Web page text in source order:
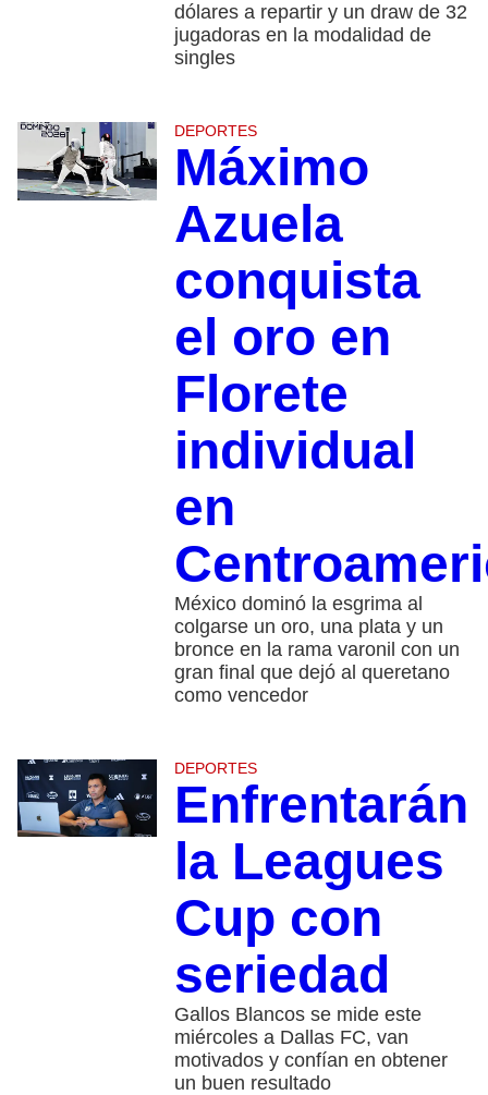
dólares a repartir y un draw de 32
jugadoras en la modalidad de
singles
DEPORTES
Máximo
Azuela
conquista
el oro en
Florete
individual
en
México dominó la esgrima al
colgarse un oro, una plata y un
bronce en la rama varonil con un
gran final que dejó al queretano
como vencedor
DEPORTES
Enfrentarán
la Leagues
Cup con
seriedad
Gallos Blancos se mide este
miércoles a Dallas FC, van
motivados y confían en obtener
un buen resultado